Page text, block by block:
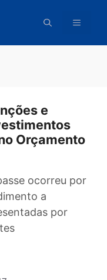
e
no
ocorreu
a
por